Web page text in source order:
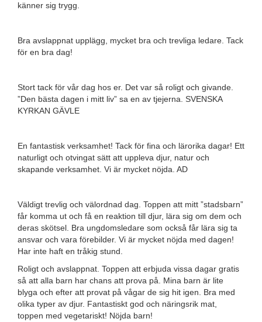
känner sig trygg.
Bra avslappnat upplägg, mycket bra och trevliga ledare. Tack
för en bra dag!
Stort tack för vår dag hos er. Det var så roligt och givande.
”Den bästa dagen i mitt liv” sa en av tjejerna. SVENSKA
KYRKAN GÄVLE
En fantastisk verksamhet! Tack för fina och lärorika dagar! Ett
naturligt och otvingat sätt att uppleva djur, natur och
skapande verksamhet. Vi är mycket nöjda. AD
Väldigt trevlig och välordnad dag. Toppen att mitt ”stadsbarn”
får komma ut och få en reaktion till djur, lära sig om dem och
deras skötsel. Bra ungdomsledare som också får lära sig ta
ansvar och vara förebilder. Vi är mycket nöjda med dagen!
Har inte haft en tråkig stund.
Roligt och avslappnat. Toppen att erbjuda vissa dagar gratis
så att alla barn har chans att prova på. Mina barn är lite
blyga och efter att provat på vågar de sig hit igen. Bra med
olika typer av djur. Fantastiskt god och näringsrik mat,
toppen med vegetariskt! Nöjda barn!